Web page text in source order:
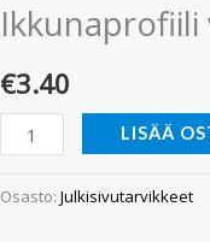
Ikkunaprofiili
€3.40
LISÄÄ
Osasto: Julkisivutarvikkeet